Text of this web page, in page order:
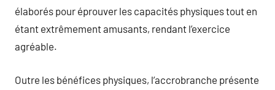
élaborés pour éprouver les capacités physiques tout en
étant extrêmement amusants, rendant l’exercice
agréable.
Outre les bénéfices physiques, l’accrobranche présente